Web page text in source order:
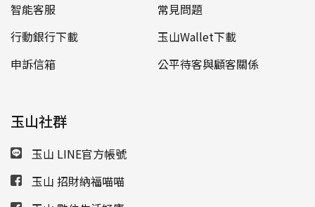
智能客服
常見問題
行動銀行下載
玉山Wallet下載
申訴信箱
公平待客與顧客關係
玉山社群
玉山 LINE官方帳號
玉山 招財納福喵喵